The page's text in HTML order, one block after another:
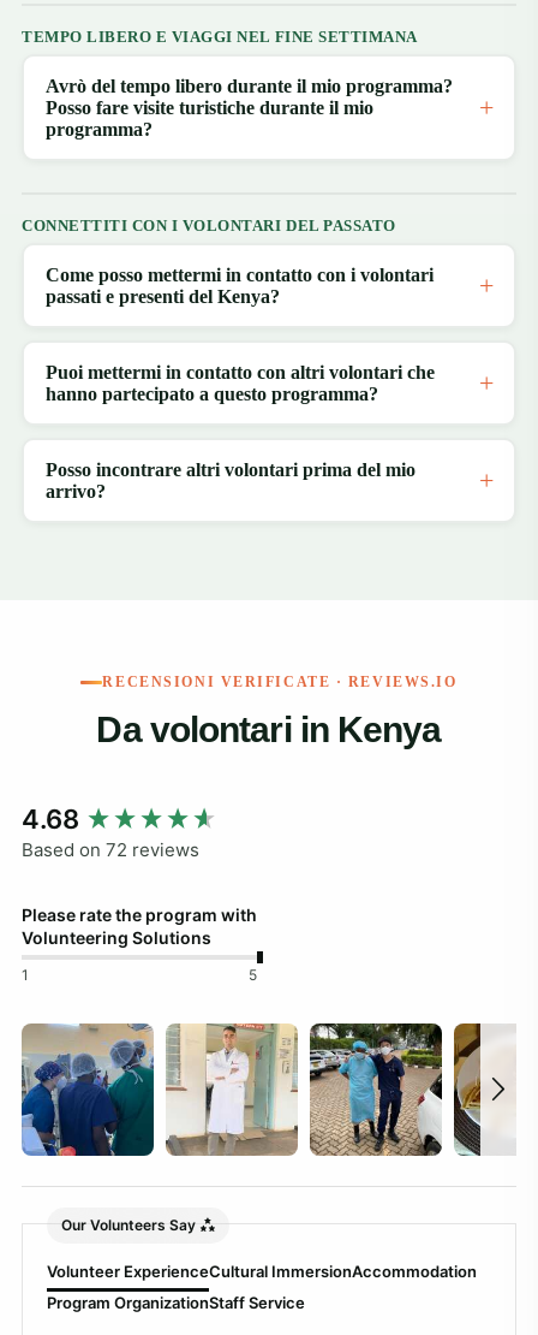
TEMPO LIBERO E VIAGGI NEL FINE SETTIMANA
Avrò del tempo libero durante il mio programma?
Posso fare visite turistiche durante il mio
programma?
CONNETTITI CON I VOLONTARI DEL PASSATO
Come posso mettermi in contatto con i volontari
passati e presenti del Kenya?
Puoi mettermi in contatto con altri volontari che
hanno partecipato a questo programma?
Posso incontrare altri volontari prima del mio
arrivo?
RECENSIONI VERIFICATE · REVIEWS.IO
Da volontari in Kenya
4.68
Based on 72 reviews
Please rate the program with
Volunteering Solutions
1 5
Our Volunteers Say
Volunteer ExperienceCultural ImmersionAccommodation
Program OrganizationStaff Service
New content loaded